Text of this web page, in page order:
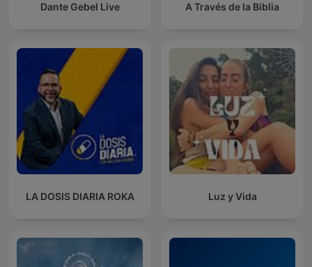
Dante Gebel Live A Través de la Biblia
LA DOSIS DIARIA ROKA Luz y Vida